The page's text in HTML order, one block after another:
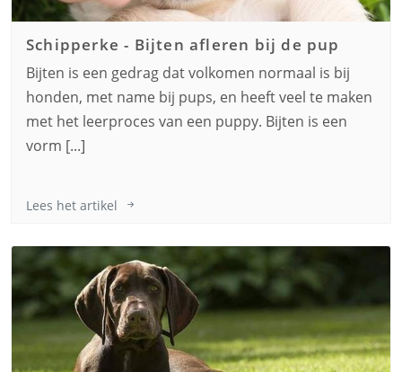
Schipperke - Bijten afleren bij de pup
Bijten is een gedrag dat volkomen normaal is bij
honden, met name bij pups, en heeft veel te maken
met het leerproces van een puppy. Bijten is een
vorm [...]
Lees het artikel